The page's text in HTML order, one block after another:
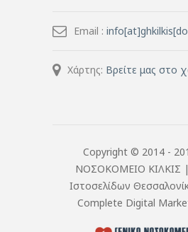
Email :
Χάρτης: Βρείτε μας στο
Copyright © 2014 -
ΝΟΣΟΚΟΜΕΙΟ ΚΙΛΚΙΣ |
Ιστοσελίδων
Complete Digital